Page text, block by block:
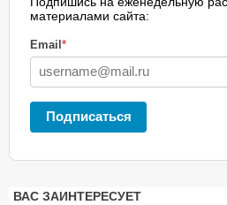
материалами сайта:
Email*
Подписаться